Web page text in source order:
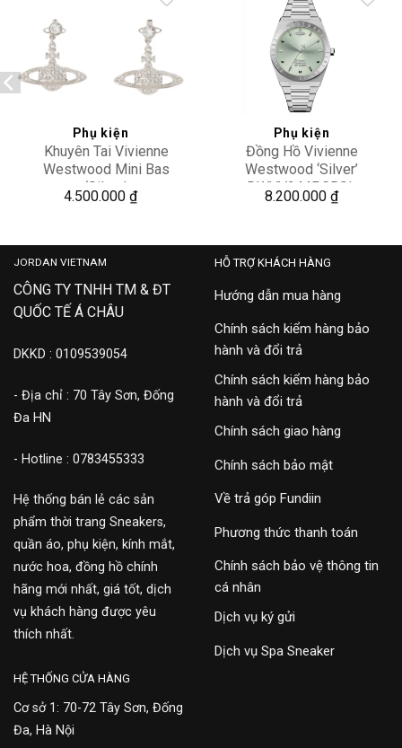
Add to
wishlist
Phụ kiện
Khuyên Tai Vivienne
Westwood Mini Bas
‘Silver’
6202002502P116CNP116
4.500.000 ₫
Phụ kiện
Đồng Hồ Vivienne
Westwood ‘Silver’
DWVV244PGRSL
8.200.000 ₫
JORDAN VIETNAM
CÔNG TY TNHH TM & ĐT
QUỐC TẾ Á CHÂU
DKKD : 0109539054
- Địa chỉ : 70 Tây Sơn, Đống
Đa HN
- Hotline : 0783455333
Hệ thống bán lẻ các sản
phẩm thời trang Sneakers,
quần áo, phụ kiện, kính mắt,
nước hoa, đồng hồ chính
hãng mới nhất, giá tốt, dịch
vụ khách hàng được yêu
thích nhất.
HỖ TRỢ KHÁCH HÀNG
Hướng dẫn mua hàng
Chính sách kiểm hàng bảo
hành và đổi trả
Chính sách kiểm hàng bảo
hành và đổi trả
Chính sách giao hàng
Chính sách bảo mật
Về trả góp Fundiin
Phương thức thanh toán
Chính sách bảo vệ thông tin
cá nhân
Dịch vụ ký gửi
Dịch vụ Spa Sneaker
HỆ THỐNG CỬA HÀNG
Cơ sở 1: 70-72 Tây Sơn, Đống
Đa, Hà Nội